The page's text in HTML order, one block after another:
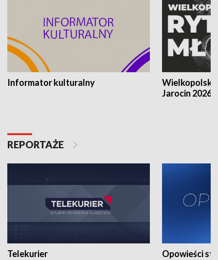
Informator kulturalny
Jarocin 2026
REPORTAŻE
Telekurier Opowieści